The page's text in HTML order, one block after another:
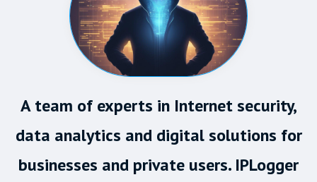
A team of experts in Internet security,
data analytics and digital solutions for
businesses and private users. IPLogger